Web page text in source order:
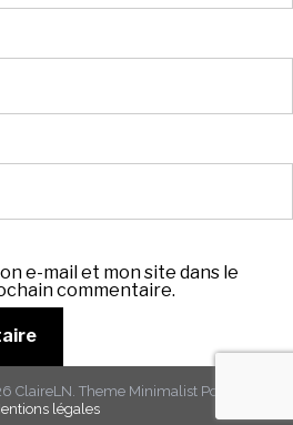
e-mail et mon site dans le
commentaire.
ClaireLN. Theme Minimalist Portfolio
légales